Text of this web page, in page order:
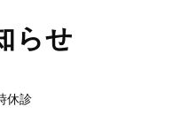
らせ
休診